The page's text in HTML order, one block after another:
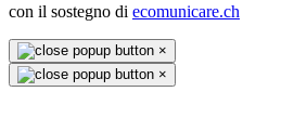
con il sostegno di ecomunicare.ch
×
×